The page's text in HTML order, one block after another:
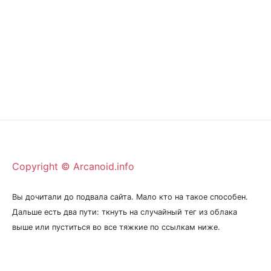
Copyright © Arcanoid.info
Вы дочитали до подвала сайта. Мало кто на такое способен.
Дальше есть два пути: ткнуть на случайный тег из облака
выше или пуститься во все тяжкие по ссылкам ниже.